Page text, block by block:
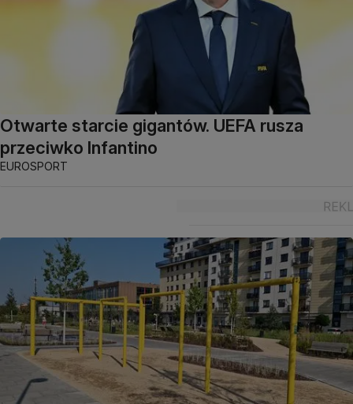
Otwarte starcie gigantów. UEFA rusza
przeciwko Infantino
EUROSPORT